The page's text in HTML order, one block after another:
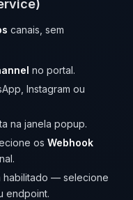
canais, sem
no portal.
Instagram ou
na janela popup.
os Webhook
habilitado — selecione
endpoint.